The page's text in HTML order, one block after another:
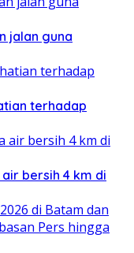
jalan guna
terhadap
bersih 4 km di